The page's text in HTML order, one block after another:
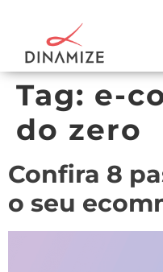
Tag: e-
do zero
Confira 8
o seu